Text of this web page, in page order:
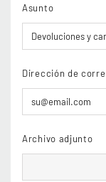
Asunto
Dirección de
Archivo adjunto